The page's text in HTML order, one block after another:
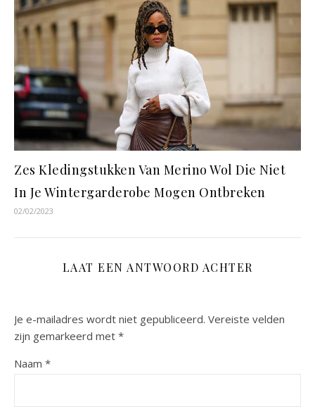
Zes Kledingstukken Van Merino Wol Die Niet
In Je Wintergarderobe Mogen Ontbreken
02/02/2023
LAAT EEN ANTWOORD ACHTER
Je e-mailadres wordt niet gepubliceerd. Vereiste velden
zijn gemarkeerd met *
Naam *